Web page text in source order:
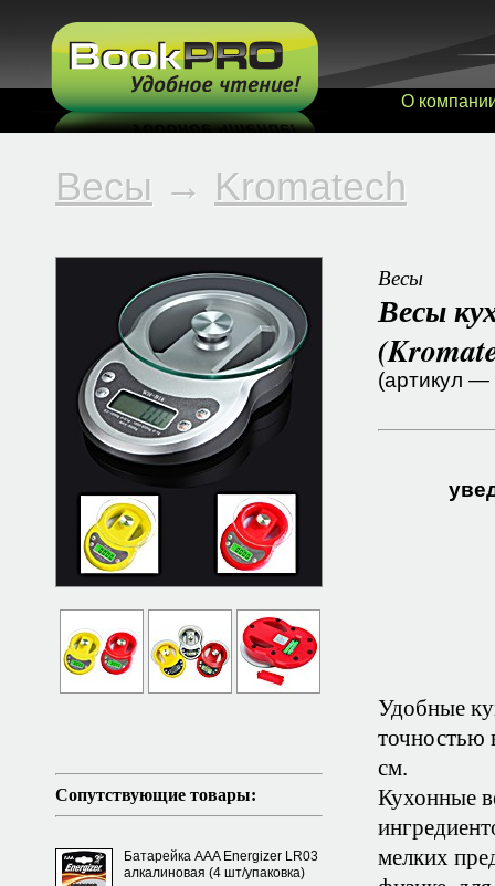
О
Весы → Kromatech
Сопутствующие товары:
Батарейка AAA Energizer LR03
алкалиновая (4 шт/упаковка)
Весы
Весы
(артикул
Удобные
точностью
см.
Кухонные
мелких